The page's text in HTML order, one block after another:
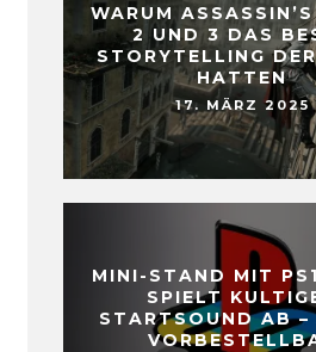
WARUM
2 UND 3 DAS
STORYTELLING
HATTEN
17. MÄRZ 2025
MINI-STAND MIT
SPIELT
STARTSOUND AB –